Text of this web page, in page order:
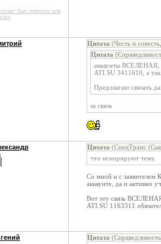
был изменен или
Цитата (Честь и
Цитата
аккаунты ВСЕЛЕНАЯ,
ATI.SU 3411610, а
Предллагаю связать
за связь
Цитата (СпецТранс
что игнорируют тему.
Со мной и с заявителем
аккаунте, да и активно
Вот эту связь
ATI.SU 1163311
Цитата